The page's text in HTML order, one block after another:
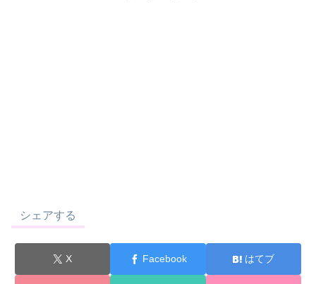
シェアする
X Facebook はてブ